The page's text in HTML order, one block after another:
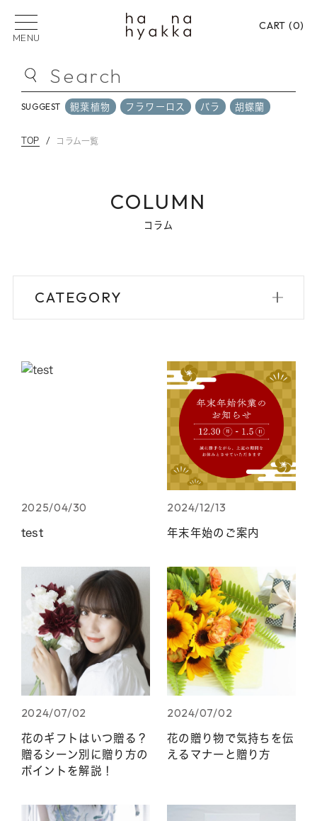
MENU
CART (0)
Search
SUGGEST 観葉植物 フラワーロス バラ 胡蝶蘭
観葉植物 フラワーロス バラ 胡蝶蘭
花束 フラワーアレンジメン
プリザーブドフラワー
贈る用途から選ぶ
花の種類から選ぶ
カテゴリー 一覧を見る
コンシェルジュに相談
CLOSE
TOP コラム一覧
COLUMN
コラム
CATEGORY
2025/04/30
test
2024/12/13
年末年始のご案内
2024/07/02
花のギフトはいつ贈る？
贈るシーン別に贈り方の
ポイントを解説！
2024/07/02
花の贈り物で気持ちを伝
えるマナーと贈り方